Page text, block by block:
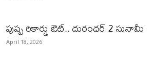
పుష్ప రికార్డు ఔట్‌.. దురంధ‌ర్ 2 సునామీ
April 18, 2026